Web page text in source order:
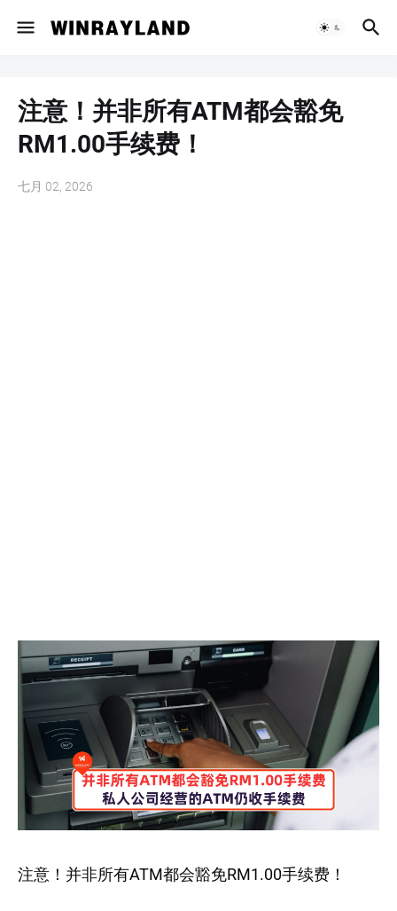
注意！并非所有ATM都会豁免
RM1.00手续费！
七月 02, 2026
注意！并非所有ATM都会豁免RM1.00手续费！